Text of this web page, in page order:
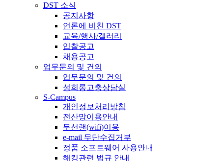
DST 소식
공지사항
언론에 비친 DST
교육/행사/갤러리
입찰공고
채용공고
업무문의 및 건의
업무문의 및 건의
성희롱고충상담실
S-Campus
개인정보처리방침
전산망이용안내
무선랜(wifi)이용
e-mail 무단수집거부
정품 소프트웨어 사용안내
해킹관련 법규 안내